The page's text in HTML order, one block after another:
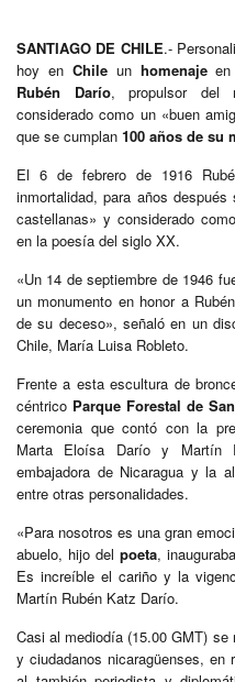
SANTIAGO DE CHILE.-
hoy en Chileun homenajeen
Rubén Darío, propulsor del
considerado como un «buen
que se cumplan 100 años de su
El 6 de febrero de 1916
inmortalidad, para años
castellanas» y considerado
en la poesía del siglo XX.
«Un 14 de septiembre de 1946
un monumento en honor a
de su deceso», señaló en un
Chile, María Luisa Robleto.
Frente a esta escultura de
céntrico Parque Forestal de
ceremonia que contó con la
Marta Eloísa Darío y Martín
embajadora de Nicaragua y la
entre otras personalidades.
«Para nosotros es una gran
abuelo, hijo del poeta,
Es increíble el cariño y la
Martín Rubén Katz Darío.
Casi al mediodía (15.00 GMT) se
y ciudadanos nicaragüenses,